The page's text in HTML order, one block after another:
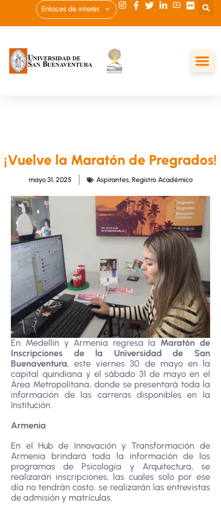
Enlaces de interés
¡Vuelve la Maratón de Pregrados!
mayo 31, 2025 Aspirantes,Registro Académico
En Medellín y Armenia regresa la Maratón de
Inscripciones de la Universidad de San
Buenaventura, este viernes 30 de mayo en la
capital quindiana y el sábado 31 de mayo en el
Área Metropolitana, donde se presentará toda la
información de las carreras disponibles en la
Institución.
Armenia
En el Hub de Innovación y Transformación de
Armenia brindará toda la información de los
programas de Psicología y Arquitectura, se
realizarán inscripciones, las cuales solo por ese
día no tendrán costo, se realizarán las entrevistas
de admisión y matrículas.